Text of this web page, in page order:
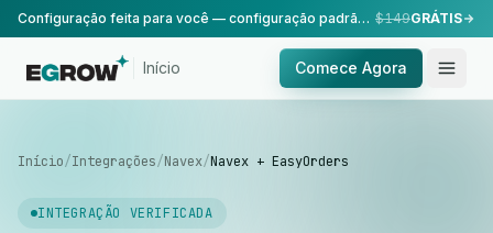
Configuração feita para você — configuração padrão, realizada pela nossa equipe. $149GRÁTIS
Início Comece Agora
Início/Integrações/Navex/Navex + EasyOrders
INTEGRAÇÃO VERIFICADA